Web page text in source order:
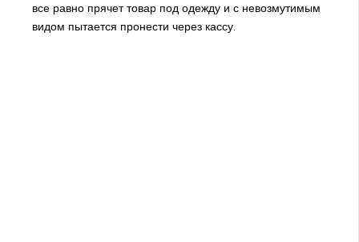
все равно прячет товар под одежду и с невозмутимым
видом пытается пронести через кассу.